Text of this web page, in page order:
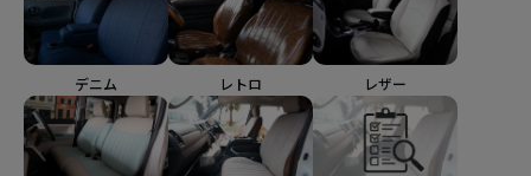
デニム レトロ レザー